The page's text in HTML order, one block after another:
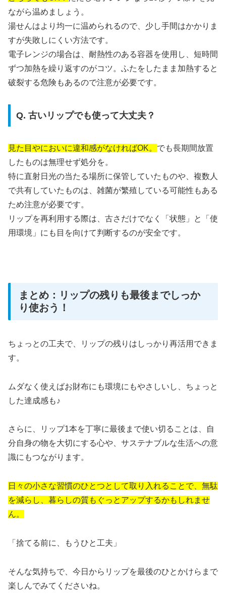
ながら温めましょう。
湯せんはより均一に温められるので、少し手間はかかりま
すが失敗しにくい方法です。
電子レンジの場合は、耐熱性のある容器を使用し、短時間
ずつ加熱を繰り返すのがコツ。ふたをしたまま加熱すると
破裂する危険もあるので注意が必要です。
Q. 古いリップでも使って大丈夫？
見た目やにおいに違和感がなければOK。 でも長期間放置
したものは無理せず処分を。
特に直射日光の当たる場所に保管していたものや、複数人
で共有していたものは、雑菌が繁殖している可能性もある
ため注意が必要です。
リップを再利用する際は、古さだけでなく「状態」と「使
用環境」にも目を向けて判断するのが安全です。
まとめ：リップの残りも最後までしっか
り使おう！
ちょっとの工夫で、リップの残りはしっかり再活用できま
す。
ムダなく使えばお財布にも環境にもやさしいし、ちょっと
した達成感も♪
さらに、リップ1本を丁寧に最後まで使い切ることは、自
分自身の物を大切にする心や、サステナブルな生活への意
識にもつながります。
日々の小さな習慣のひとつとして取り入れることで、無駄
を減らし、暮らしの質もぐっとアップするかもしれませ
ん。
「捨てる前に、もうひと工夫」
そんな気持ちで、今日からリップを最後のひとかけらまで
楽しんでみてくださいね。